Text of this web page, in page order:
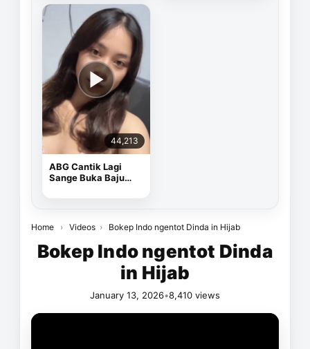
44,213
ABG Cantik Lagi
Sange Buka Baju
Home › Videos › Bokep Indo ngentot Dinda in Hijab
Bokep Indo ngentot Dinda
in Hijab
January 13, 2026•8,410 views